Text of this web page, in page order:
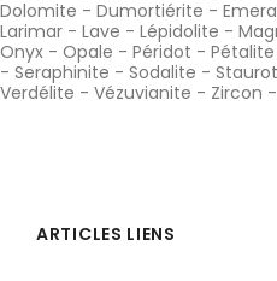
Dolomite - Dumortiérite -
Larimar - Lave - Lépidolite -
Onyx - Opale - Péridot - Pétalite
- Seraphinite - Sodalite -
Verdélite - Vézuvianite - Zircon -
ARTICLES LIENS